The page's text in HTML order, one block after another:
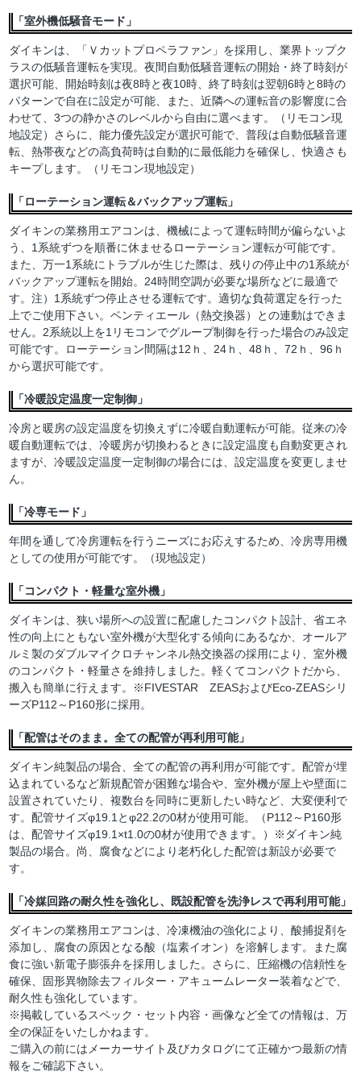
「室外機低騒音モード」
ダイキンは、「Ｖカットプロペラファン」を採用し、業界トップク
ラスの低騒音運転を実現。夜間自動低騒音運転の開始・終了時刻が
選択可能、開始時刻は夜8時と夜10時、終了時刻は翌朝6時と8時の
パターンで自在に設定が可能、また、近隣への運転音の影響度に合
わせて、3つの静かさのレベルから自由に選べます。（リモコン現
地設定）さらに、能力優先設定が選択可能で、普段は自動低騒音運
転、熱帯夜などの高負荷時は自動的に最低能力を確保し、快適さも
キープします。（リモコン現地設定）
「ローテーション運転＆バックアップ運転」
ダイキンの業務用エアコンは、機械によって運転時間が偏らないよ
う、1系統ずつを順番に休ませるローテーション運転が可能です。
また、万一1系統にトラブルが生じた際は、残りの停止中の1系統が
バックアップ運転を開始。24時間空調が必要な場所などに最適で
す。注）1系統ずつ停止させる運転です。適切な負荷選定を行った
上でご使用下さい。ベンティエール（熱交換器）との連動はできま
せん。2系統以上を1リモコンでグループ制御を行った場合のみ設定
可能です。ローテーション間隔は12ｈ、24ｈ、48ｈ、72ｈ、96ｈ
から選択可能です。
「冷暖設定温度一定制御」
冷房と暖房の設定温度を切換えずに冷暖自動運転が可能。従来の冷
暖自動運転では、冷暖房が切換わるときに設定温度も自動変更され
ますが、冷暖設定温度一定制御の場合には、設定温度を変更しませ
ん。
「冷専モード」
年間を通して冷房運転を行うニーズにお応えするため、冷房専用機
としての使用が可能です。（現地設定）
「コンパクト・軽量な室外機」
ダイキンは、狭い場所への設置に配慮したコンパクト設計、省エネ
性の向上にともない室外機が大型化する傾向にあるなか、オールア
ルミ製のダブルマイクロチャンネル熱交換器の採用により、室外機
のコンパクト・軽量さを維持しました。軽くてコンパクトだから、
搬入も簡単に行えます。※FIVESTAR ZEASおよびEco-ZEASシリ
ーズP112～P160形に採用。
「配管はそのまま。全ての配管が再利用可能」
ダイキン純製品の場合、全ての配管の再利用が可能です。配管が埋
込まれているなど新規配管が困難な場合や、室外機が屋上や壁面に
設置されていたり、複数台を同時に更新したい時など、大変便利で
す。配管サイズφ19.1とφ22.2の0材が使用可能。（P112～P160形
は、配管サイズφ19.1×t1.0の0材が使用できます。）※ダイキン純
製品の場合。尚、腐食などにより老朽化した配管は新設が必要で
す。
「冷媒回路の耐久性を強化し、既設配管を洗浄レスで再利用可能」
ダイキンの業務用エアコンは、冷凍機油の強化により、酸捕捉剤を
添加し、腐食の原因となる酸（塩素イオン）を溶解します。また腐
食に強い新電子膨張弁を採用しました。さらに、圧縮機の信頼性を
確保、固形異物除去フィルター・アキュームレーター装着などで、
耐久性も強化しています。
※掲載しているスペック・セット内容・画像など全ての情報は、万
全の保証をいたしかねます。
ご購入の前にはメーカーサイト及びカタログにて正確かつ最新の情
報をご確認下さい。